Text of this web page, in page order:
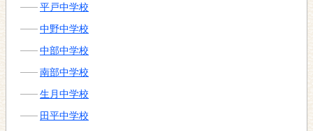
平戸中学校
中野中学校
中部中学校
南部中学校
生月中学校
田平中学校